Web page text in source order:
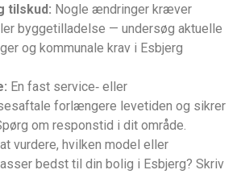
tilskud: Nogle ændringer kræver
byggetilladelse — undersøg aktuelle
og kommunale krav i Esbjerg
En fast service‑ eller
forlængere levetiden og sikrer
om responstid i dit område.
vurdere, hvilken model eller
bedst til din bolig i Esbjerg? Skriv